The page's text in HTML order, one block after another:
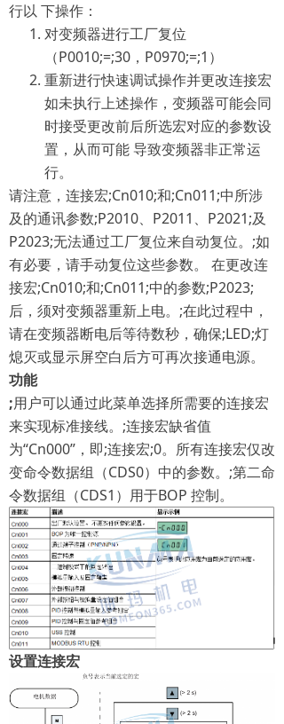
行以 下操作：
对变频器进行工厂复位
（P0010;=;30，P0970;=;1）
重新进行快速调试操作并更改连接宏
如未执行上述操作，变频器可能会同
时接受更改前后所选宏对应的参数设
置，从而可能 导致变频器非正常运
行。
请注意，连接宏;Cn010;和;Cn011;中所涉
及的通讯参数;P2010、P2011、P2021;及
P2023;无法通过工厂复位来自动复位。;如
有必要，请手动复位这些参数。 在更改连
接宏;Cn010;和;Cn011;中的参数;P2023;
后，须对变频器重新上电。;在此过程中，
请在变频器断电后等待数秒，确保;LED;灯
熄灭或显示屏空白后方可再次接通电源。
功能
;用户可以通过此菜单选择所需要的连接宏
来实现标准接线。;连接宏缺省值
为“Cn000”，即;连接宏;0。所有连接宏仅改
变命令数据组（CDS0）中的参数。;第二命
令数据组（CDS1）用于BOP 控制。
设置连接宏